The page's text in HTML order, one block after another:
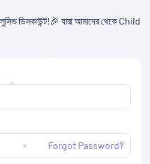
থেকে Child Panel নিবেন এবং API
Forgot Password?